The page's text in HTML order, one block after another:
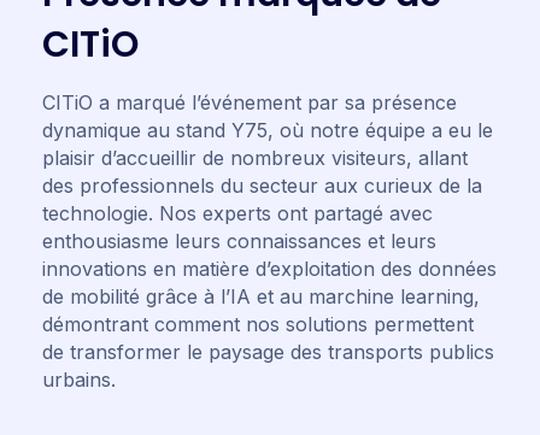
CITiO
CITiO a marqué l’événement par sa présence
dynamique au stand Y75, où notre équipe a eu le
plaisir d’accueillir de nombreux visiteurs, allant
des professionnels du secteur aux curieux de la
technologie. Nos experts ont partagé avec
enthousiasme leurs connaissances et leurs
innovations en matière d’exploitation des données
de mobilité grâce à l’IA et au marchine learning,
démontrant comment nos solutions permettent
de transformer le paysage des transports publics
urbains.